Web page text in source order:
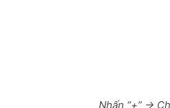
Nhấn “+” →